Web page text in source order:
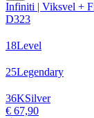
Infiniti | Viksvel +
D323
18Level
25Legendary
36KSilver
€ 67,90